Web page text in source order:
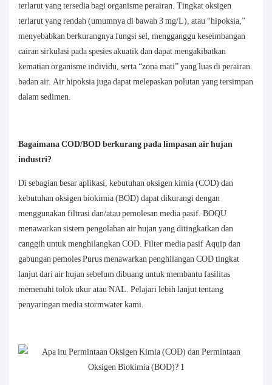
terlarut yang tersedia bagi organisme perairan. Tingkat oksigen
terlarut yang rendah (umumnya di bawah 3 mg/L), atau “hipoksia,”
menyebabkan berkurangnya fungsi sel, mengganggu keseimbangan
cairan sirkulasi pada spesies akuatik dan dapat mengakibatkan
kematian organisme individu, serta “zona mati” yang luas di perairan.
badan air. Air hipoksia juga dapat melepaskan polutan yang tersimpan
dalam sedimen.
Bagaimana COD/BOD berkurang pada limpasan air hujan
industri?
Di sebagian besar aplikasi, kebutuhan oksigen kimia(COD) dan
kebutuhan oksigen biokimia (BOD) dapat dikurangi dengan
menggunakan filtrasi dan/atau pemolesan media pasif. BOQU
menawarkan sistem pengolahan air hujan yang ditingkatkan dan
canggih untuk menghilangkan COD. Filter media pasif Aquip dan
gabungan pemoles Purus menawarkan penghilangan COD tingkat
lanjut dari air hujan sebelum dibuang untuk membantu fasilitas
memenuhi tolok ukur atau NAL. Pelajari lebih lanjut tentang
penyaringan media stormwater kami.